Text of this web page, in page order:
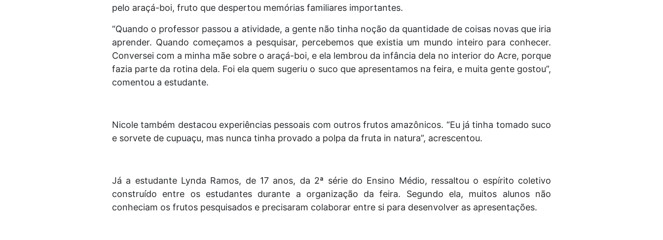
pelo araçá-boi, fruto que despertou memórias familiares importantes.
“Quando o professor passou a atividade, a gente não tinha noção da quantidade de coisas novas que iria
aprender. Quando começamos a pesquisar, percebemos que existia um mundo inteiro para conhecer.
Conversei com a minha mãe sobre o araçá-boi, e ela lembrou da infância dela no interior do Acre, porque
fazia parte da rotina dela. Foi ela quem sugeriu o suco que apresentamos na feira, e muita gente gostou”,
comentou a estudante.
Nicole também destacou experiências pessoais com outros frutos amazônicos. “Eu já tinha tomado suco
e sorvete de cupuaçu, mas nunca tinha provado a polpa da fruta in natura”, acrescentou.
Já a estudante Lynda Ramos, de 17 anos, da 2ª série do Ensino Médio, ressaltou o espírito coletivo
construído entre os estudantes durante a organização da feira. Segundo ela, muitos alunos não
conheciam os frutos pesquisados e precisaram colaborar entre si para desenvolver as apresentações.